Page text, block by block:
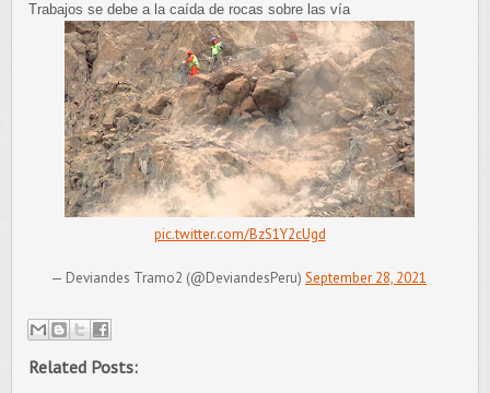
Trabajos se debe a la caída de rocas sobre las vía
pic.twitter.com/BzS1Y2cUgd
— Deviandes Tramo2 (@DeviandesPeru) September 28, 2021
Related Posts: